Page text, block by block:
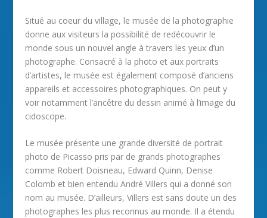
Situé au coeur du village, le musée de la photographie
donne aux visiteurs la possibilité de redécouvrir le
monde sous un nouvel angle à travers les yeux d’un
photographe. Consacré à la photo et aux portraits
d’artistes, le musée est également composé d’anciens
appareils et accessoires photographiques. On peut y
voir notamment l’ancêtre du dessin animé à l’image du
cidoscope.
Le musée présente une grande diversité de portrait
photo de Picasso pris par de grands photographes
comme Robert Doisneau, Edward Quinn, Denise
Colomb et bien entendu André Villers qui a donné son
nom au musée. D’ailleurs, Villers est sans doute un des
photographes les plus reconnus au monde. Il a étendu